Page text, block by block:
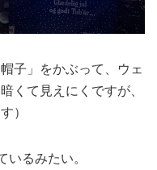
子」をかぶって、ウェ
くて見えにくですが、
）
るみたい。